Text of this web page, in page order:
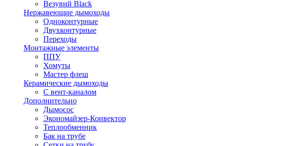
Везувий Black
Нержавеющие дымоходы
Одноконтурные
Двухконтурные
Переходы
Монтажные элементы
ППУ
Хомуты
Мастер флеш
Керамические дымоходы
С вент-каналом
Дополнительно
Дымосос
Экономайзер-Конвектор
Теплообменник
Бак на трубе